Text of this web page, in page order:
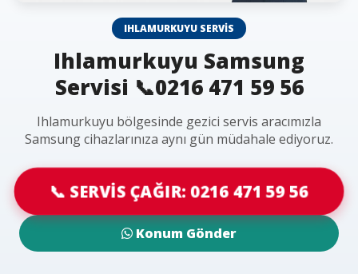
IHLAMURKUYU SERVIS
Ihlamurkuyu Samsung
Servisi 📞0216 471 59 56
Ihlamurkuyu bölgesinde gezici servis aracımızla
Samsung cihazlarınıza aynı gün müdahale ediyoruz.
📞 SERVİS ÇAĞIR: 0216 471 59 56
Konum Gönder